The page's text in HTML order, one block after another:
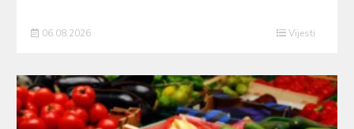
06.08.2026 Vijesti